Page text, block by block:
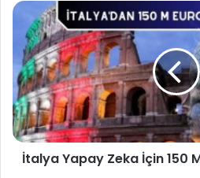
İ
y
a
Y
a
p
İtalya Yapay Zeka İçin 150